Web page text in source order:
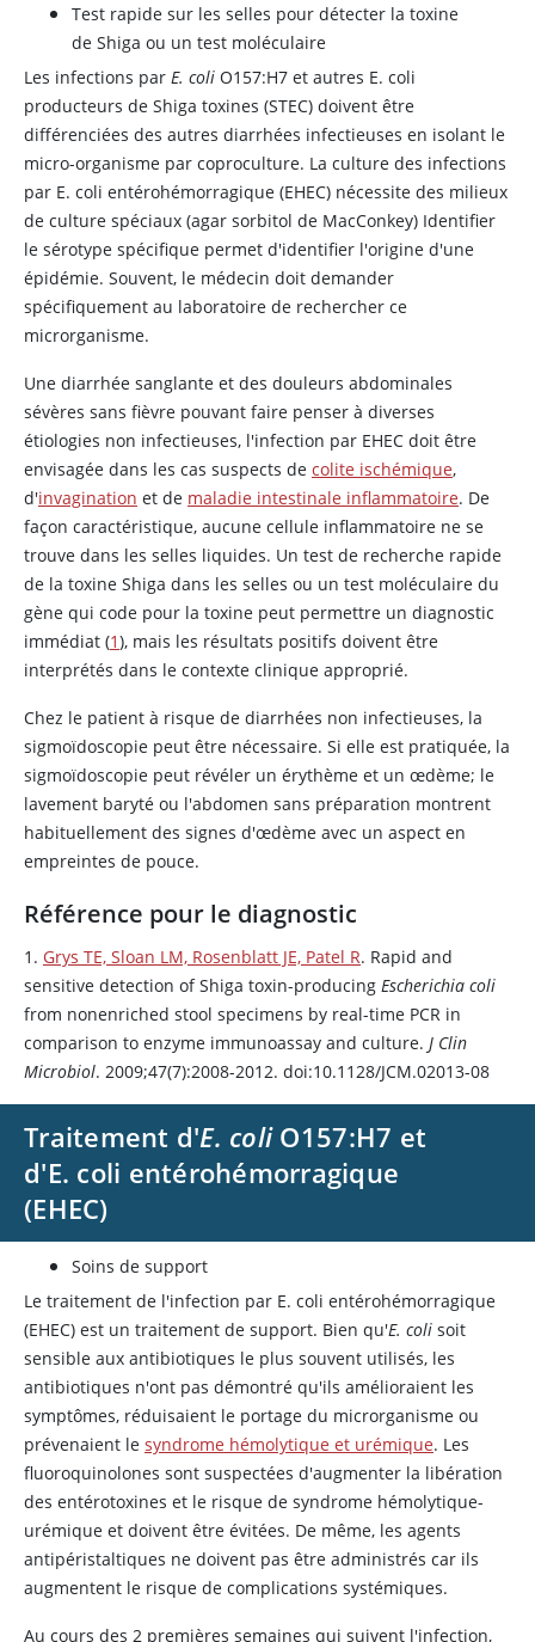
Test rapide sur les selles pour détecter la toxine
de Shiga ou un test moléculaire
Les infections par E. coli O157:H7 et autres E. coli
producteurs de Shiga toxines (STEC) doivent être
différenciées des autres diarrhées infectieuses en isolant le
micro-organisme par coproculture. La culture des infections
par E. coli entérohémorragique (EHEC) nécessite des milieux
de culture spéciaux (agar sorbitol de MacConkey) Identifier
le sérotype spécifique permet d'identifier l'origine d'une
épidémie. Souvent, le médecin doit demander
spécifiquement au laboratoire de rechercher ce
microrganisme.
Une diarrhée sanglante et des douleurs abdominales
sévères sans fièvre pouvant faire penser à diverses
étiologies non infectieuses, l'infection par EHEC doit être
envisagée dans les cas suspects de colite ischémique,
d'invagination et de maladie intestinale inflammatoire. De
façon caractéristique, aucune cellule inflammatoire ne se
trouve dans les selles liquides. Un test de recherche rapide
de la toxine Shiga dans les selles ou un test moléculaire du
gène qui code pour la toxine peut permettre un diagnostic
immédiat (1), mais les résultats positifs doivent être
interprétés dans le contexte clinique approprié.
Chez le patient à risque de diarrhées non infectieuses, la
sigmoïdoscopie peut être nécessaire. Si elle est pratiquée, la
sigmoïdoscopie peut révéler un érythème et un œdème; le
lavement baryté ou l'abdomen sans préparation montrent
habituellement des signes d'œdème avec un aspect en
empreintes de pouce.
Référence pour le diagnostic
1. Grys TE, Sloan LM, Rosenblatt JE, Patel R. Rapid and
sensitive detection of Shiga toxin-producing Escherichia coli
from nonenriched stool specimens by real-time PCR in
comparison to enzyme immunoassay and culture. J Clin
Microbiol. 2009;47(7):2008-2012. doi:10.1128/JCM.02013-08
Traitement d'E. coliO157:H7 et
d'E. coli entérohémorragique
(EHEC)
Soins de support
Le traitement de l'infection par E. coli entérohémorragique
(EHEC) est un traitement de support. Bien qu'E. coli soit
sensible aux antibiotiques le plus souvent utilisés, les
antibiotiques n'ont pas démontré qu'ils amélioraient les
symptômes, réduisaient le portage du microrganisme ou
prévenaient le syndrome hémolytique et urémique. Les
fluoroquinolones sont suspectées d'augmenter la libération
des entérotoxines et le risque de syndrome hémolytique-
urémique et doivent être évitées. De même, les agents
antipéristaltiques ne doivent pas être administrés car ils
augmentent le risque de complications systémiques.
Au cours des 2 premières semaines qui suivent l'infection,